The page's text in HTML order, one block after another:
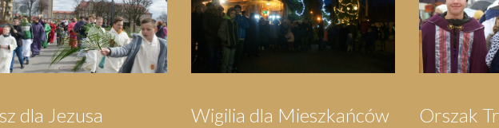
Orszak Trzech Króli
Pielgrzymka do